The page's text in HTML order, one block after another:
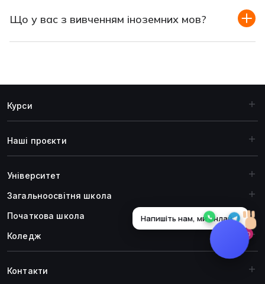
Що у вас з вивченням іноземних мов?
Курси
Наші проєкти
Університет
Загальноосвiтня школа
Початкова школа
Коледж
Контакти